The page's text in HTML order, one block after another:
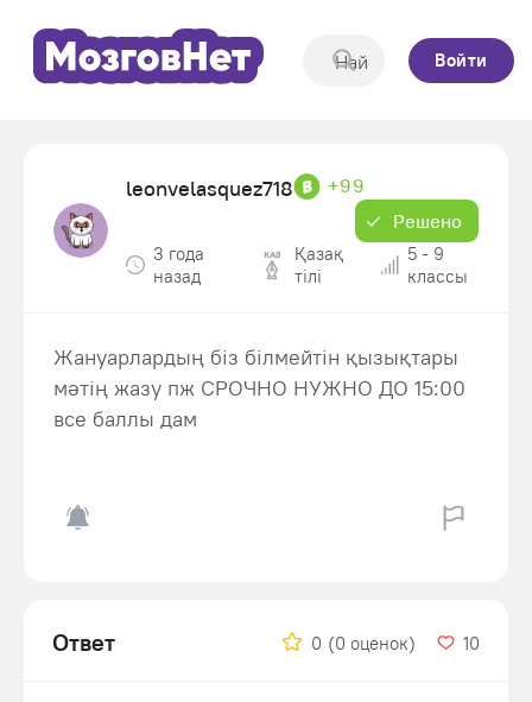
Войти
leonvelasquez718
+99
Решено
3 года
назад
Қазақ
тiлi
5 - 9
классы
Жануарлардың біз білмейтін қызықтары
мәтің жазу пж СРОЧНО НУЖНО ДО 15:00
все баллы дам
Ответ 0 (0 оценок) 10